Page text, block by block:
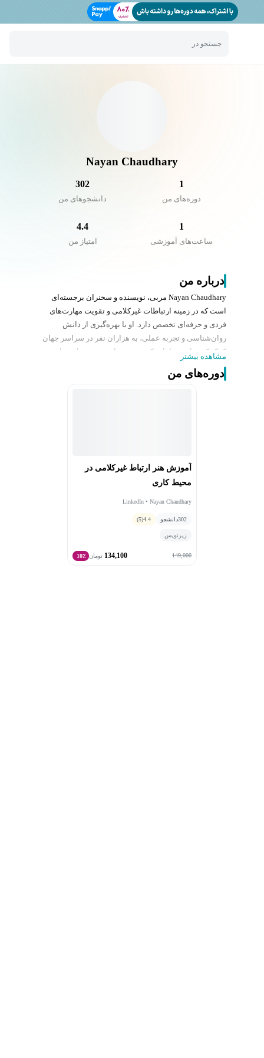
جستجو در
Nayan Chaudhary
1
دوره‌های من
302
دانشجو‌های من
1
ساعت‌های آموزشی
4.4
امتیاز من
درباره من
Nayan Chaudhary مربی، نویسنده و سخنران برجسته‌ای
است که در زمینه ارتباطات غیرکلامی و تقویت مهارت‌های
فردی و حرفه‌ای تخصص دارد. او با بهره‌گیری از دانش
روان‌شناسی و تجربه عملی، به هزاران نفر در سراسر جهان
کمک کرده است تا با درک و بهبود زبان بدن و مهارت‌های
ارتباطی خود، به موفقیت بیشتری در زندگی شخصی و
حرفه‌ای دست یابند. نایان بر اهمیت استفاده از سیگنال‌های
به ساده‌ترین و قابل‌فهم‌ترین روش ممکن آموزش دهد.
تخصص و اشتیاق نایان در آموزش به او کمک کرده است تا به
منبع الهام و راهنمایی برای بسیاری از افراد تبدیل شود.
مشاهده بیشتر
دوره‌های من
آموزش هنر ارتباط غیرکلامی در
محیط کاری
LinkedIn • Nayan Chaudhary
302دانشجو 4.4
(5)
زیرنویس
149,000
134,100 تومان 10٪